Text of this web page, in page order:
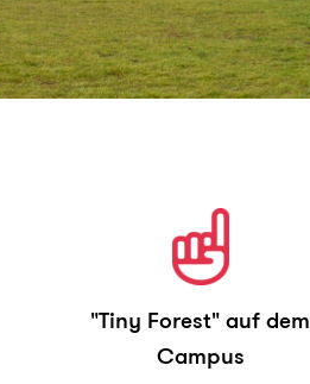
"Tiny Forest" auf dem
Campus